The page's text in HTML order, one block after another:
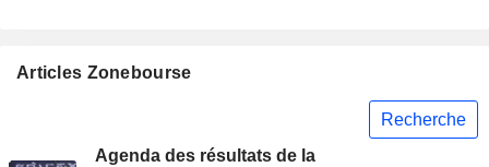
Articles Zonebourse
Recherche
Agenda des résultats de la